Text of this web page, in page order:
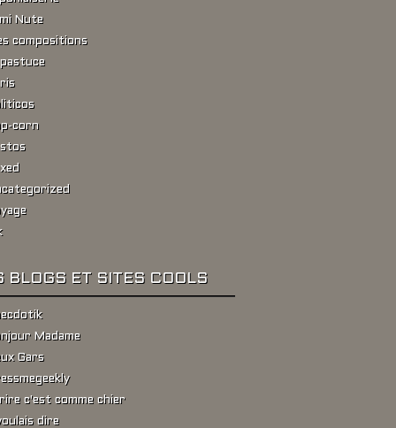
Nute
compositions
corn
BLOGS ET SITES COOLS
Madame
Gars
c'est comme chier
dire